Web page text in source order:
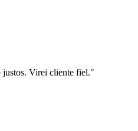
justos. Virei cliente fiel."